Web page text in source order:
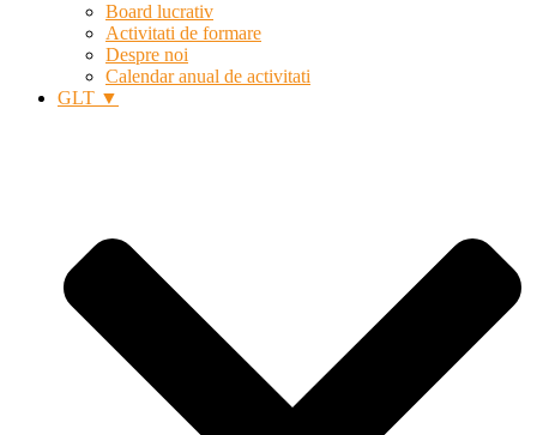
Board lucrativ
Activitati de formare
Despre noi
Calendar anual de activitati
GLT ▼